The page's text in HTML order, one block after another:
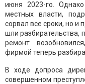
июня 2023-го.
местных власти,
сорвал все сроки, но и
шли разбирательства,
ремонт
фирмой теперь
В ходе допроса
совершенном